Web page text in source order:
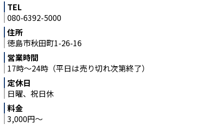
TEL
080-6392-5000
住所
徳島市秋田町1-26-16
営業時間
17時～24時（平日は売り切れ次第終了）
定休日
日曜、祝日休
料金
3,000円～